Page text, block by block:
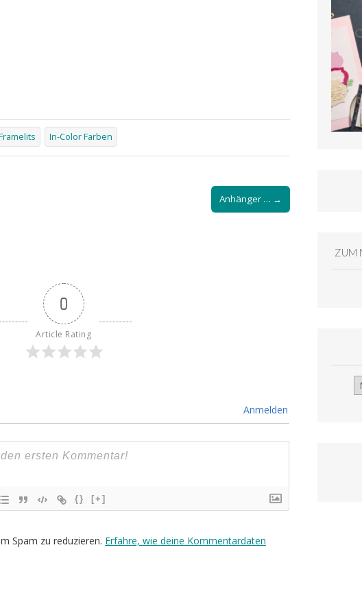
In-Color Farben
Anhänger … →
0
Article Rating
Anmelden
{} [+]
Spam zu reduzieren. Erfahre, wie deine Kommentardaten
ZUM
Archiv